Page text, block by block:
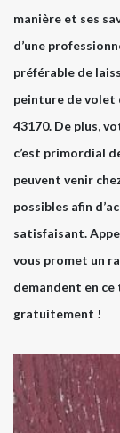
manière et ses
d’une
préférable de
peinture de volet
43170. De plus,
c’est primordial
peuvent venir
possibles afin
satisfaisant.
vous promet un
demandent en
gratuitement !